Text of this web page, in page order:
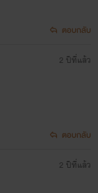
ตอบกลับ
2 ปีที่แล้ว
ตอบกลับ
2 ปีที่แล้ว